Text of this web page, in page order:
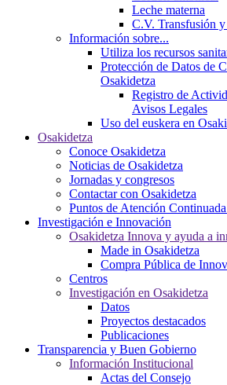
Leche materna
C.V. Transfusión
Información sobre...
Utiliza los recursos
Protección de Datos de
Osakidetza
Registro de
Avisos Legales
Uso del euskera en
Osakidetza
Conoce Osakidetza
Noticias de Osakidetza
Jornadas y congresos
Contactar con Osakidetza
Puntos de Atención
Investigación e Innovación
Osakidetza Innova y ayuda a
Made in Osakidetza
Compra Pública de
Centros
Investigación en Osakidetza
Datos
Proyectos destacados
Publicaciones
Transparencia y Buen Gobierno
Información Institucional
Actas del Consejo